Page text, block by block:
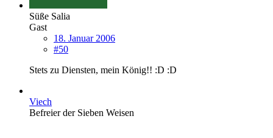
Süße Salia
Gast
18. Januar 2006
#50
Stets zu Diensten, mein König!! :D :D
Viech
Befreier der Sieben Weisen